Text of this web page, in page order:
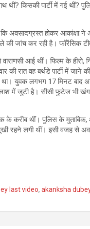
किसकी पार्टी में गई थीं?
होकर आकांक्षा ने
जांच कर रही है। फॉरेंसिक
आई थीं। फिल्म के
की रात वह बर्थडे पार्टी में
युवक लगभग 17 मिनट बाद
में जुटी है। सीसी फुटेज भी
के करीब थीं। पुलिस के मुताबिक,
रहने लगी थीं। इसी वजह से
last video, akanksha